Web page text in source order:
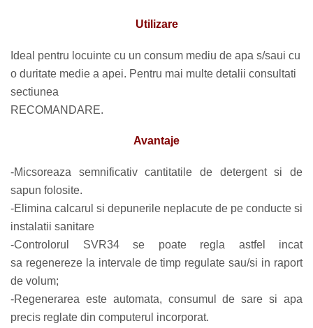
Utilizare
Ideal pentru locuinte cu un consum mediu de apa s/saui cu
o duritate medie a apei. Pentru mai multe detalii consultati
sectiunea
RECOMANDARE.
Avantaje
-Micsoreaza semnificativ cantitatile de detergent si de
sapun folosite.
-Elimina calcarul si depunerile neplacute de pe conducte si
instalatii sanitare
-Controlorul SVR34 se poate regla astfel incat
sa regenereze la intervale de timp regulate sau/si in raport
de volum;
-Regenerarea este automata, consumul de sare si apa
precis reglate din computerul incorporat.